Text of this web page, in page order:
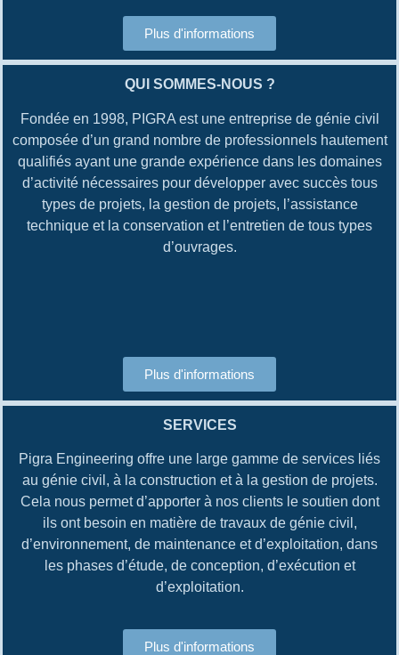
Plus d'informations
QUI SOMMES-NOUS ?
Fondée en 1998, PIGRA est une entreprise de génie civil
composée d’un grand nombre de professionnels hautement
qualifiés ayant une grande expérience dans les domaines
d’activité nécessaires pour développer avec succès tous
types de projets, la gestion de projets, l’assistance
technique et la conservation et l’entretien de tous types
d’ouvrages.
Plus d'informations
SERVICES
Pigra Engineering offre une large gamme de services liés
au génie civil, à la construction et à la gestion de projets.
Cela nous permet d’apporter à nos clients le soutien dont
ils ont besoin en matière de travaux de génie civil,
d’environnement, de maintenance et d’exploitation, dans
les phases d’étude, de conception, d’exécution et
d’exploitation.
Plus d'informations